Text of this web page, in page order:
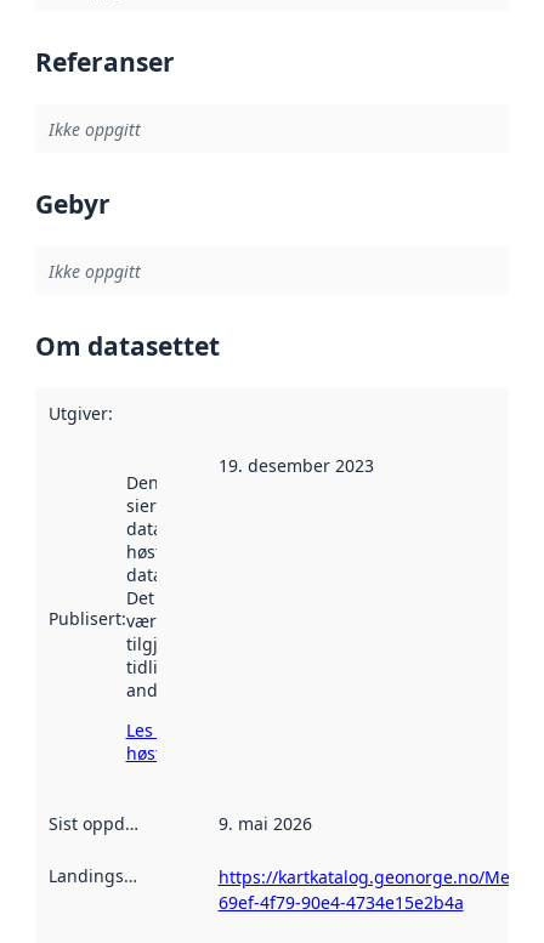
Referanser
Ikke oppgitt
Gebyr
Ikke oppgitt
Om datasettet
Utgiver:
Publisert:
Denne datoen
sier når
datasettet ble
høstet av
data.norge.no.
Det kan ha
vært
tilgjengelig
tidligere
andre steder.
Les mer om
høsting her
19. desember 2023
Sist oppdatert 9. mai 2026
Landingsside
https://kartkatalog.geonorge.no/
69ef-4f79-90e4-4734e15e2b4a